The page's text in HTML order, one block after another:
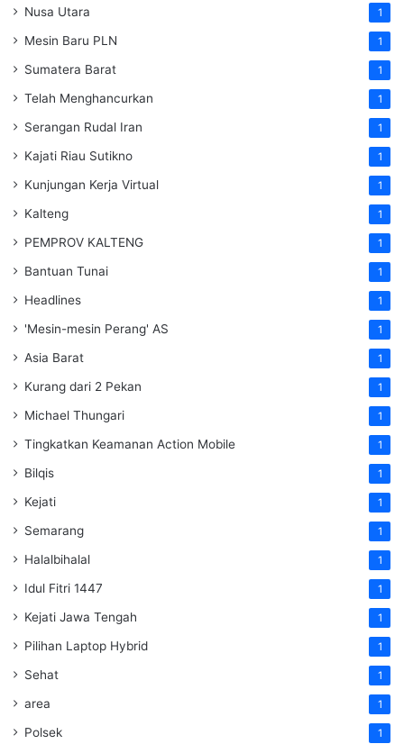
Nusa Utara 1
Mesin Baru PLN 1
Sumatera Barat 1
Telah Menghancurkan 1
Serangan Rudal Iran 1
Kajati Riau Sutikno 1
Kunjungan Kerja Virtual 1
Kalteng 1
PEMPROV KALTENG 1
Bantuan Tunai 1
Headlines 1
'Mesin-mesin Perang' AS 1
Asia Barat 1
Kurang dari 2 Pekan 1
Michael Thungari 1
Tingkatkan Keamanan Action Mobile 1
Bilqis 1
Kejati 1
Semarang 1
Halalbihalal 1
Idul Fitri 1447 1
Kejati Jawa Tengah 1
Pilihan Laptop Hybrid 1
Sehat 1
area 1
Polsek 1